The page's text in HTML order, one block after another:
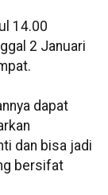
14.00
2 Januari
dapat
dan bisa jadi
bersifat